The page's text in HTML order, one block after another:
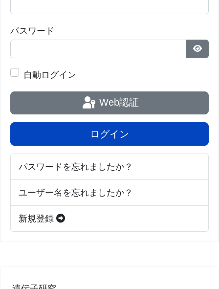
パスワード
パス
自動ログイン
Web認証
ログイン
パスワードを忘れましたか？
ユーザー名を忘れましたか？
新規登録